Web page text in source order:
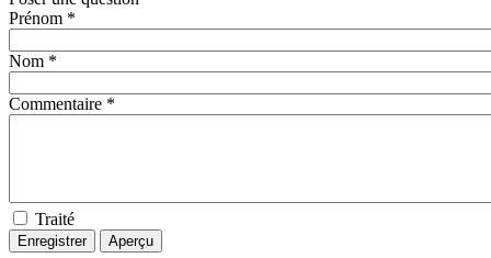
Prénom *
Nom *
Commentaire *
Traité